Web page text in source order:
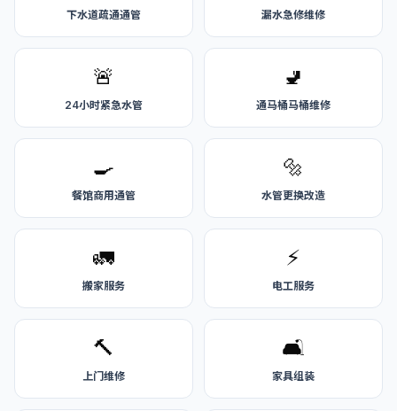
下水道疏通通管 漏水急修维修
🚨
24小时紧急水管
🚽
通马桶马桶维修
🍳
餐馆商用通管
🔩
水管更换改造
🚛
搬家服务
⚡
电工服务
🔨
上门维修
🛋️
家具组装